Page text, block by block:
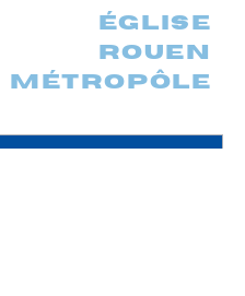
église
rouen
métropôle